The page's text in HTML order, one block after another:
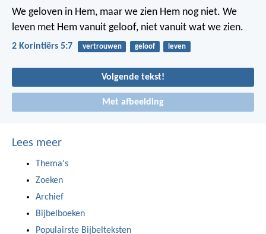
We geloven in Hem, maar we zien Hem nog niet. We
leven met Hem vanuit geloof, niet vanuit wat we zien.
2 Korintiërs 5:7 vertrouwen geloof leven
Volgende tekst!
Met afbeelding
Lees meer
Thema's
Zoeken
Archief
Bijbelboeken
Populairste Bijbelteksten